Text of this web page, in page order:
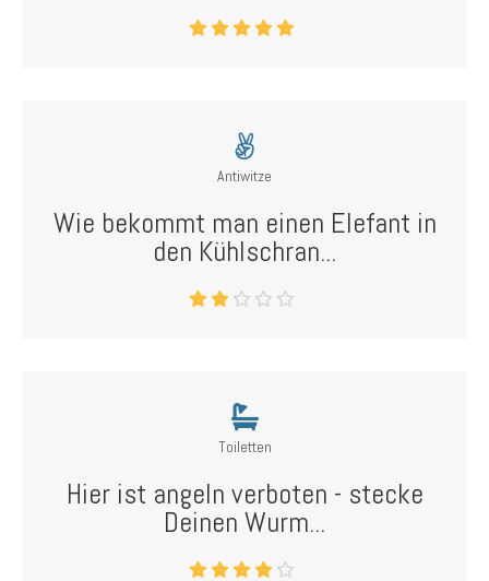
Antiwitze
Wie bekommt man einen Elefant in
den Kühlschran...
Toiletten
Hier ist angeln verboten - stecke
Deinen Wurm...